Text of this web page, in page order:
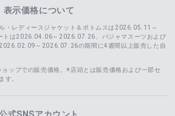
表示価格について
・レディースジャケット＆ボトムスは2026.05.11～
トは2026.04.06～2026.07.26、
パジャマスーツおよび
～2026.07.26の期間に4週間以上販売した自
ップでの販売価格。※店頭とは販売価格および一部セ
す。
式SNSアカウント